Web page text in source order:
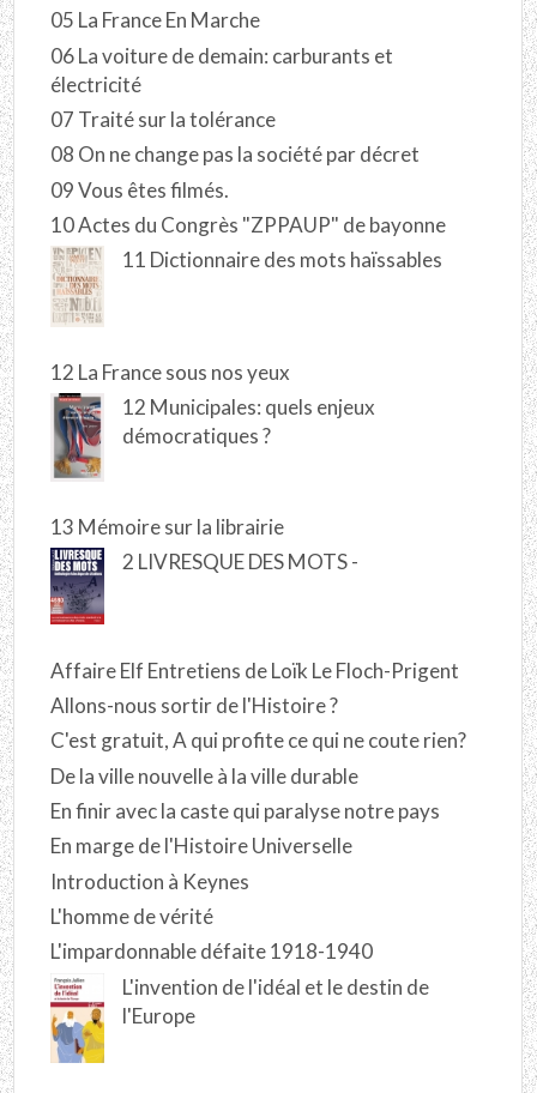
05 La France En Marche
06 La voiture de demain: carburants et
électricité
07 Traité sur la tolérance
08 On ne change pas la société par décret
09 Vous êtes filmés.
10 Actes du Congrès "ZPPAUP" de bayonne
11 Dictionnaire des mots haïssables
12 La France sous nos yeux
12 Municipales: quels enjeux
démocratiques ?
13 Mémoire sur la librairie
2 LIVRESQUE DES MOTS -
Affaire Elf Entretiens de Loïk Le Floch-Prigent
Allons-nous sortir de l'Histoire ?
C'est gratuit, A qui profite ce qui ne coute rien?
De la ville nouvelle à la ville durable
En finir avec la caste qui paralyse notre pays
En marge de l'Histoire Universelle
Introduction à Keynes
L'homme de vérité
L'impardonnable défaite 1918-1940
L'invention de l'idéal et le destin de
l'Europe